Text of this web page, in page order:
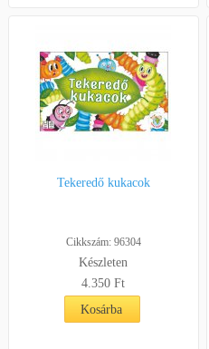
Tekeredő kukacok
Cikkszám: 96304
Készleten
4.350 Ft
Kosárba